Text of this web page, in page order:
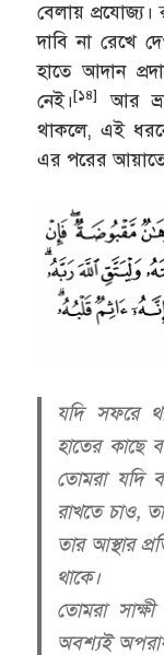
বেলায় প্রযোজ্য।
দাবি না রেখে
হাতে আদান
নেই।[১৪]
আর
থাকলে, এই
এর পরের
যদি সফরে
হাতের কাছে
তোমরা যদি
রাখতে চাও,
তার আস্থার
থাকে।
তোমরা
অবশ্যই